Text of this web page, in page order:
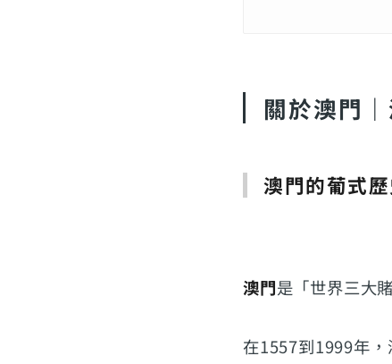
關於澳門
澳門的葡式歷
澳門是「世界三大
在1557到1999年